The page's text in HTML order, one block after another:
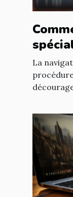
vos
La